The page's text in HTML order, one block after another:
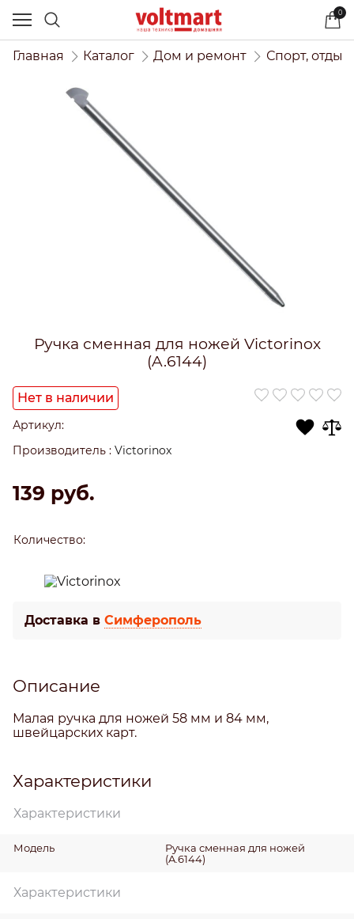
0
Главная Каталог Дом и ремонт Спорт,
Ручка сменная для ножей Victorinox
(A.6144)
Нет в наличии
Артикул:
Производитель : Victorinox
139 руб.
Количество:
Доставка в Симферополь
Описание
Малая ручка для ножей 58 мм и 84 мм,
швейцарских карт.
Характеристики
Характеристики
Модель
Ручка сменная для ножей
(A.6144)
Характеристики